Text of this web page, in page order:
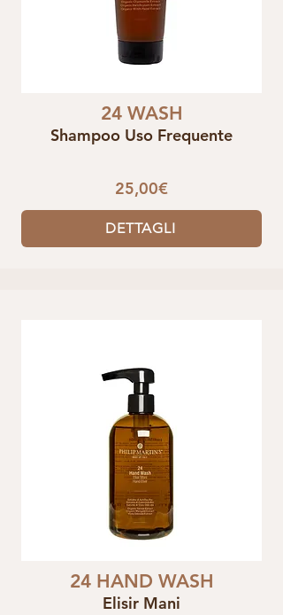
24 WASH
Shampoo Uso Frequente
25,00€
DETTAGLI
24 HAND WASH
Elisir Mani